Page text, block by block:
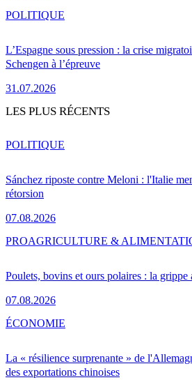
L’Espagne sous pression : la crise
Schengen à l’épreuve
31.07.2026
POLITIQUE
LES PLUS RÉCENTS
Sánchez riposte contre Meloni : l'Italie
rétorsion
07.08.2026
POLITIQUE
Poulets, bovins et ours polaires : la grippe
07.08.2026
PROAGRICULTURE &
La « résilience surprenante » de
des exportations chinoises
ÉCONOMIE